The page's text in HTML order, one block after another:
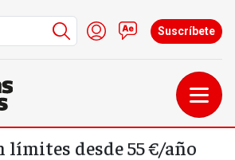
Menú de cuenta de
Iniciar sesión
Contacto
Suscríbete
límites desde 55 €/año